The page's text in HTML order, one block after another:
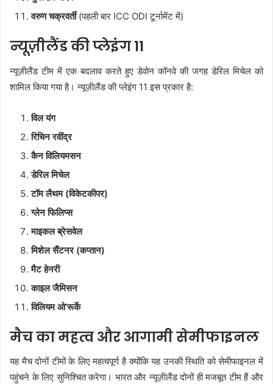
वरुण चक्रवर्ती(पहली बार ICC ODI टूर्नामेंट में)
न्यूज़ीलैंड की प्लेइंग 11
न्यूज़ीलैंड टीम में एक बदलाव करते हुए डेवोन कॉनवे की जगह डेरिल मिचेल को
शामिल किया गया है। न्यूज़ीलैंड की प्लेइंग 11 इस प्रकार है:
विल यंग
रिचिन रवींद्र
कैन विलियमसन
डेरिल मिचेल
टॉम लैथम (विकेटकीपर)
ग्लेन फिलिप्स
माइकल ब्रेसवेल
मिशेल सैंटनर (कप्तान)
मैट हेनरी
काइल जैमिसन
विलियम ओ’रूर्के
मैच का महत्व और आगामी सेमीफाइनल
यह मैच दोनों टीमों के लिए महत्वपूर्ण है क्योंकि यह उनकी स्थिति को सेमीफाइनल में
पहुंचने के लिए सुनिश्चित करेगा। भारत और न्यूज़ीलैंड दोनों ही मजबूत टीम हैं और